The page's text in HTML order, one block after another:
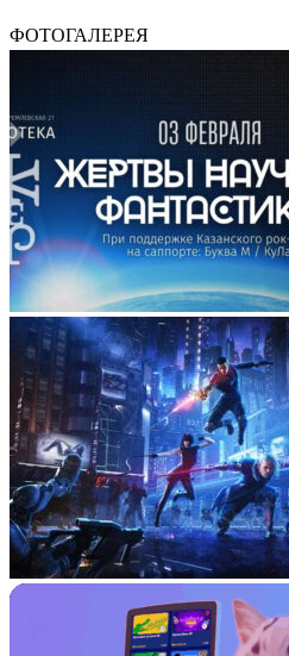
ФОТОГАЛЕРЕЯ